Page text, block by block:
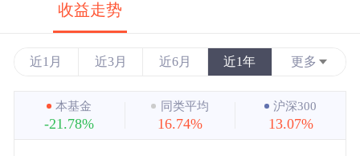
收益走势
近1月 近3月 近6月 近1年 更多
近3年
近5年
本基金
-21.78%
同类平均
16.74%
沪深300
13.07%